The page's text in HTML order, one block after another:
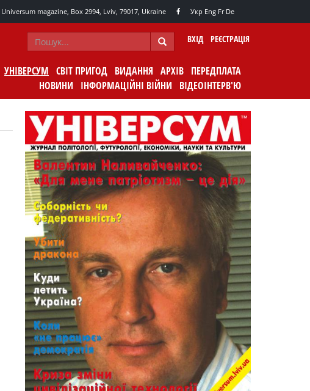
Universum magazine, Box 2994, Lviv, 79017, Ukraine Укр Eng Fr De
ВХІД РЕЄСТРАЦІЯ
УНІВЕРСУМ СВІТ ПРИГОД ВИДАННЯ АРХІВ ПЕРЕДПЛАТА
НОВИНИ
ІНФОРМАЦІЙНІ ВІЙНИ ВІДЕОІНТЕРВ'Ю